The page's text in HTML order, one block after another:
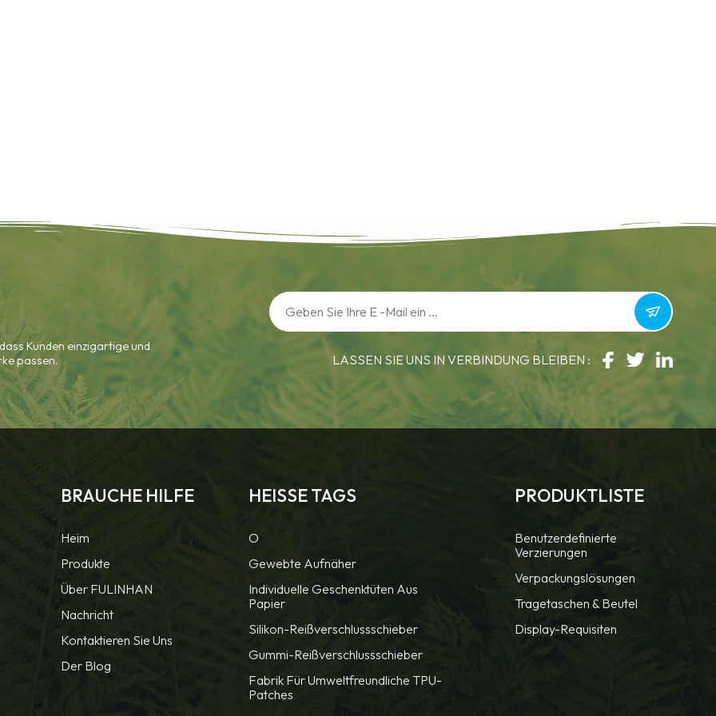
Kunden einzigartige und
passen.
LASSEN SIE UNS IN VERBINDUNG BLEIBEN :
BRAUCHE HILFE
Heim
Produkte
Über FULINHAN
Nachricht
Kontaktieren Sie Uns
Der Blog
HEISSE TAGS
O
Gewebte Aufnäher
Individuelle Geschenktüten Aus
Papier
Silikon-Reißverschlussschieber
Gummi-Reißverschlussschieber
Fabrik Für Umweltfreundliche TPU-
Patches
PRODUKTLISTE
Benutzerdefinierte
Verzierungen
Verpackungslösungen
Tragetaschen & Beutel
Display-Requisiten